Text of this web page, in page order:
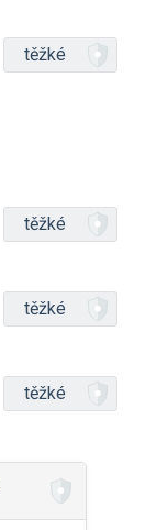
těžké
těžké
těžké
těžké